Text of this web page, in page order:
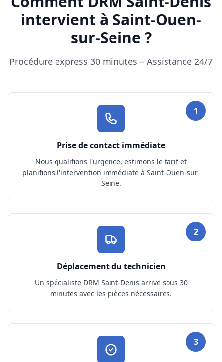
intervient à Saint-Ouen-
sur-Seine ?
Procédure express 30 minutes – Assistance 24/7
1
Prise de contact immédiate
Nous qualifions l'urgence, estimons le tarif et
planifions l'intervention immédiate à Saint-Ouen-sur-
Seine.
2
Déplacement du technicien
Un spécialiste DRM Saint-Denis arrive sous 30
minutes avec les pièces nécessaires.
3